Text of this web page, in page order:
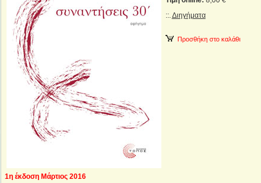
::.Διηγήματα
Προσθήκη στο καλάθι
1η έκδοση Μάρτιος 2016